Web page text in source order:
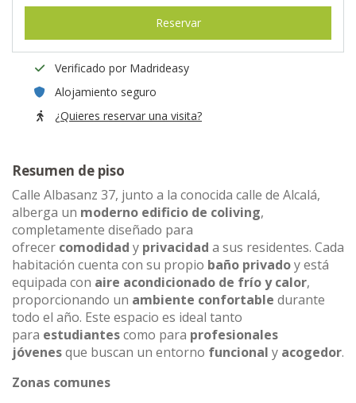
Reservar
Verificado por Madrideasy
Alojamiento seguro
¿Quieres reservar una visita?
Resumen de piso
Calle Albasanz 37, junto a la conocida calle de Alcalá,
alberga un moderno edificio de coliving,
completamente diseñado para
ofrecer comodidad y privacidad a sus residentes. Cada
habitación cuenta con su propio baño privadoy está
equipada con aire acondicionado de frío y calor,
proporcionando un ambiente confortable durante
todo el año. Este espacio es ideal tanto
para estudiantescomo para profesionales
jóvenesque buscan un entorno funcional y acogedor.
Zonas comunes